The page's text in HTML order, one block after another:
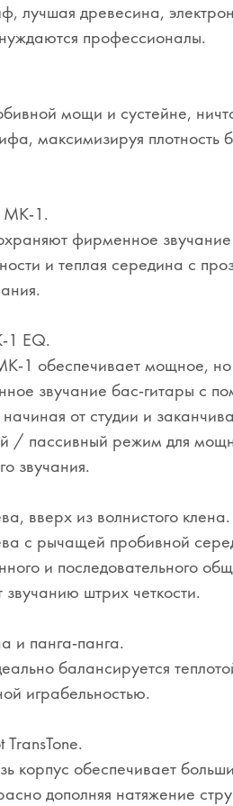
лучшая древесина,
профессионалы.
мощи и сустейне,
максимизируя
MK-1.
фирменное
и теплая середина с
1 EQ.
1 обеспечивает мощное,
звучание бас-гитары с
от студии и
/ пассивный режим для
звучания.
вверх из волнистого клена.
с рычащей пробивной
и последовательного
штрих четкости.
и панга-панга.
балансируется
играбельностью.
корпус обеспечивает
дополняя натяжение